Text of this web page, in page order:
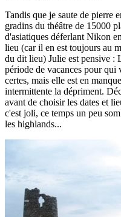
Tandis que je saute de pierre
gradins du théâtre de 15000
d'asiatiques déferlant Nikon
lieu (car il en est toujours au
du dit lieu) Julie est pensive :
période de vacances pour qui
certes, mais elle est en
intermittente la dépriment.
avant de choisir les dates et
c'est joli, ce temps un peu
les highlands...